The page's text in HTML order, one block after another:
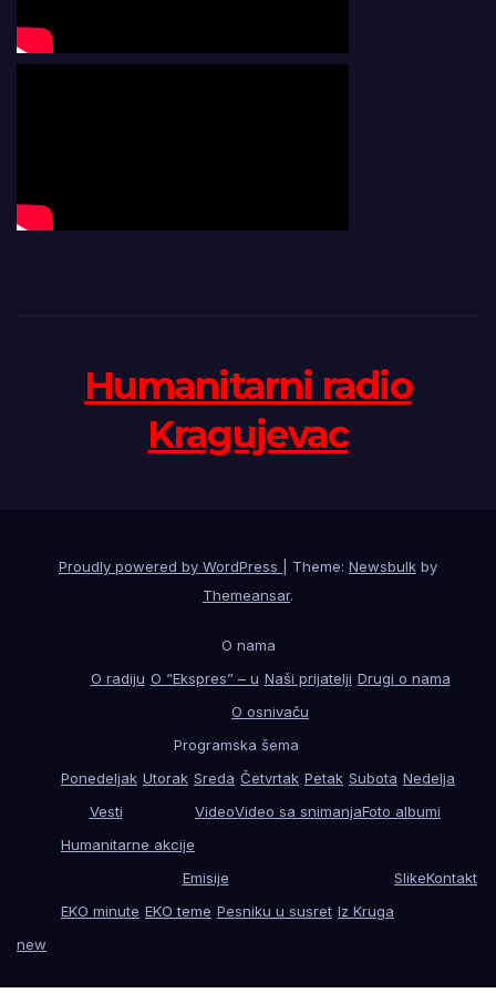
Humanitarni radio
Kragujevac
Proudly powered by WordPress Theme: Newsbulk by
Themeansar.
O nama
O radiju O “Ekspres” – u Naši prijatelji Drugi o nama
O osnivaču
Programska šema
Ponedeljak Utorak Sreda Četvrtak Petak Subota Nedelja
Vesti
Humanitarne akcije
VideoVideo sa snimanjaFoto albumi
Emisije
EKO minute EKO teme Pesniku u susret Iz Kruga
SlikeKontakt
new